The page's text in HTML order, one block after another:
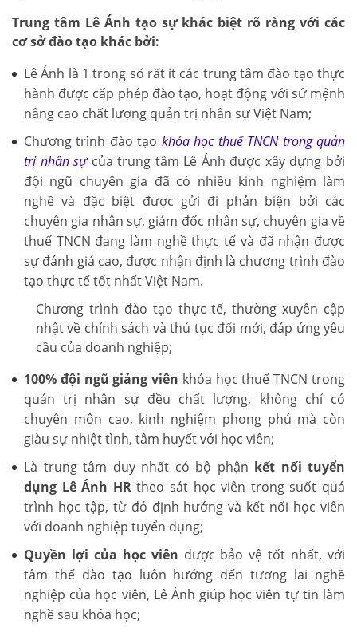
Trung tâm Lê Ánh tạo sự khác biệt rõ ràng với các
cơ sở đào tạo khác bởi:
Lê Ánh là 1 trong số rất ít các trung tâm đào tạo thực
hành được cấp phép đào tạo, hoạt động với sứ mệnh
nâng cao chất lượng quản trị nhân sự Việt Nam;
Chương trình đào tạo khóa học thuế TNCN trong quản
trị nhân sựcủa trung tâm Lê Ánh được xây dựng bởi
đội ngũ chuyên gia đã có nhiều kinh nghiệm làm
nghề và đặc biệt được gửi đi phản biện bởi các
chuyên gia nhân sự, giám đốc nhân sự, chuyên gia về
thuế TNCN đang làm nghề thực tế và đã nhận được
sự đánh giá cao, được nhận định là chương trình đào
tạo thực tế tốt nhất Việt Nam.
Chương trình đào tạo thực tế, thường xuyên cập
nhật về chính sách và thủ tục đổi mới, đáp ứng yêu
cầu của doanh nghiệp;
100% đội ngũ giảng viên khóa học thuế TNCN trong
quản trị nhân sự đều chất lượng, không chỉ có
chuyên môn cao, kinh nghiệm phong phú mà còn
giàu sự nhiệt tình, tâm huyết với học viên;
Là trung tâm duy nhất có bộ phận kết nối tuyển
dụng Lê Ánh HRtheo sát học viên trong suốt quá
trình học tập, từ đó định hướng và kết nối học viên
với doanh nghiệp tuyển dụng;
Quyền lợi của học viên được bảo vệ tốt nhất, với
tâm thế đào tạo luôn hướng đến tương lai nghề
nghiệp của học viên, Lê Ánh giúp học viên tự tin làm
nghề sau khóa học;